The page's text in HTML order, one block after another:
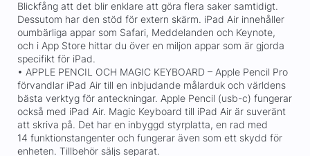
Blickfång att det blir enklare att göra flera saker samtidigt.
Dessutom har den stöd för extern skärm. iPad Air innehåller
oumbärliga appar som Safari, Meddelanden och Keynote,
och i App Store hittar du över en miljon appar som är gjorda
specifikt för iPad.
• APPLE PENCIL OCH MAGIC KEYBOARD – Apple Pencil Pro
förvandlar iPad Air till en inbjudande målarduk och världens
bästa verktyg för anteckningar. Apple Pencil (usb-c) fungerar
också med iPad Air. Magic Keyboard till iPad Air är suveränt
att skriva på. Det har en inbyggd styrplatta, en rad med
14 funktionstangenter och fungerar även som ett skydd för
enheten. Tillbehör säljs separat.